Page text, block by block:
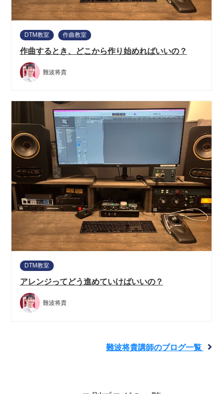
DTM教室 作曲教室
作曲するとき、どこから作り始めればいいの？
難波将貴
DTM教室
アレンジってどう進めていけばいいの？
難波将貴
難波将貴講師のブログ一覧